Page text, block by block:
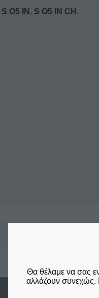
S O5 IN , S O5 IN CH .
Αυτό
το
Θα θέλαμε να σας
αλλάζουν συνεχώς.